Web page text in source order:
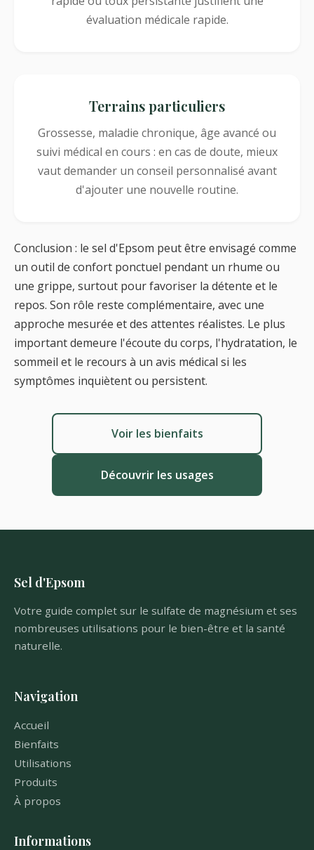
évaluation médicale rapide.
Terrains particuliers
Grossesse, maladie chronique, âge avancé ou
suivi médical en cours : en cas de doute, mieux
vaut demander un conseil personnalisé avant
d'ajouter une nouvelle routine.
Conclusion : le sel d'Epsom peut être envisagé comme
un outil de confort ponctuel pendant un rhume ou
une grippe, surtout pour favoriser la détente et le
repos. Son rôle reste complémentaire, avec une
approche mesurée et des attentes réalistes. Le plus
important demeure l'écoute du corps, l'hydratation, le
sommeil et le recours à un avis médical si les
symptômes inquiètent ou persistent.
Voir les bienfaits
Découvrir les usages
Sel d'Epsom
Votre guide complet sur le sulfate de magnésium et ses
nombreuses utilisations pour le bien-être et la santé
naturelle.
Navigation
Accueil
Bienfaits
Utilisations
Produits
À propos
Informations